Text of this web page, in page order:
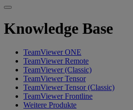
Knowledge Base
TeamViewer ONE
TeamViewer Remote
TeamViewer (Classic)
TeamViewer Tensor
TeamViewer Tensor (Classic)
TeamViewer Frontline
Weitere Produkte